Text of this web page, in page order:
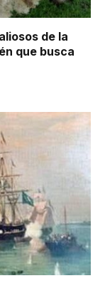
de la
que busca